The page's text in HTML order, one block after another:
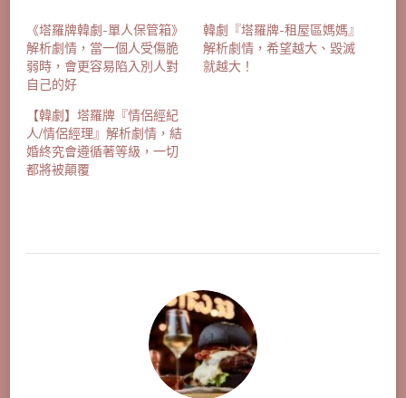
《塔羅牌韓劇-單人保管箱》
解析劇情，當一個人受傷脆
弱時，會更容易陷入別人對
自己的好
韓劇『塔羅牌-租屋區媽媽』
解析劇情，希望越大、毀滅
就越大！
【韓劇】塔羅牌『情侶經紀
人/情侶經理』解析劇情，結
婚終究會遵循著等級，一切
都將被顛覆